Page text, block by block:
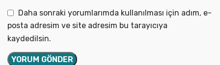
Daha sonraki yorumlarımda kullanılması için adım, e-
posta adresim ve site adresim bu tarayıcıya
kaydedilsin.